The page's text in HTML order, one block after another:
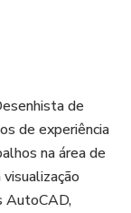
de
de experiência
na área de
AutoCAD,